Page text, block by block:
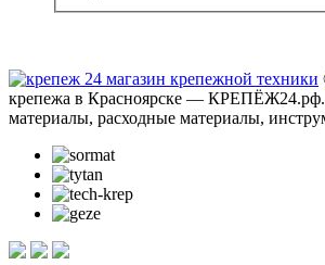
крепежа в Красноярске —
материалы, расходные материалы,